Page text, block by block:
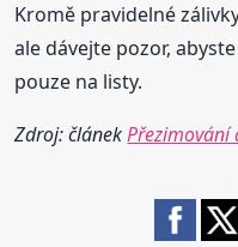
Kromě pravidelné
ale dávejte pozor,
pouze na listy.
Zdroj: článekPřezimování